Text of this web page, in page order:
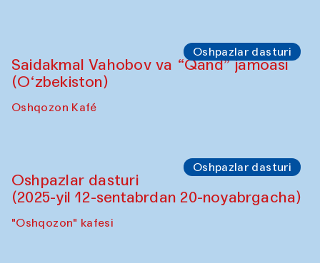
Oshpazlar dasturi
Saidakmal Vahobov va “Qand” jamoasi
(O‘zbekiston)
Oshqozon Kafé
Oshpazlar dasturi
Oshpazlar dasturi
(2025-yil 12-sentabrdan 20-noyabrgacha)
"Oshqozon" kafesi